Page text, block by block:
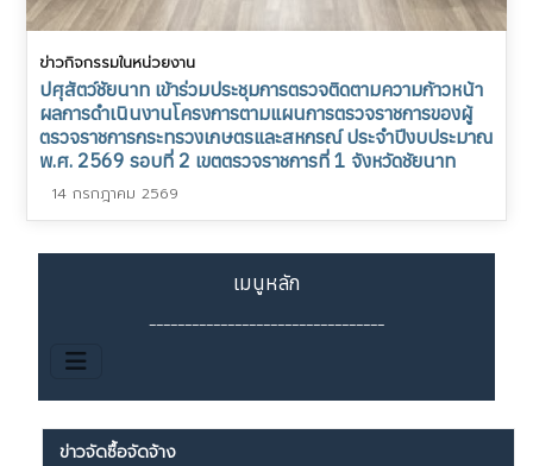
ข่าวกิจกรรมในหน่วยงาน
ปศุสัตว์ชัยนาท เข้าร่วมประชุมการตรวจติดตามความก้าวหน้า
ผลการดำเนินงานโครงการตามแผนการตรวจราชการของผู้
ตรวจราชการกระทรวงเกษตรและสหกรณ์ ประจำปีงบประมาณ
พ.ศ. 2569 รอบที่ 2 เขตตรวจราชการที่ 1 จังหวัดชัยนาท
14 กรกฎาคม 2569
เมนูหลัก
_________________________________
ข่าวจัดซื้อจัดจ้าง